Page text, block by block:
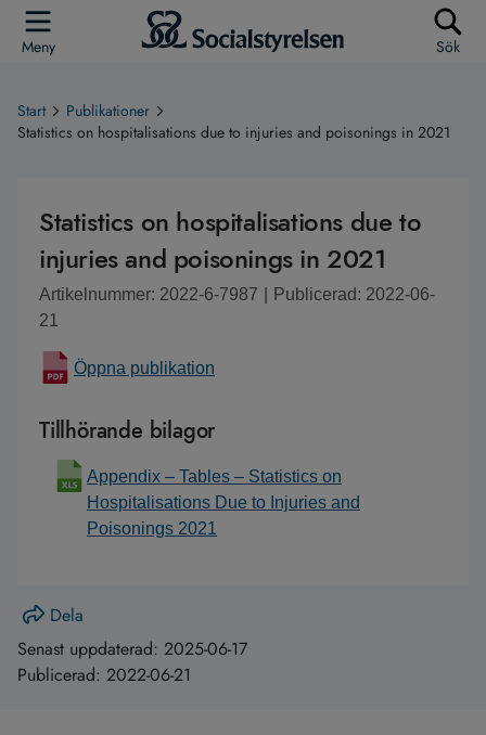
Meny Sök
Start
Publikationer
Statistics on hospitalisations due to injuries and poisonings in 2021
Statistics on hospitalisations due to
injuries and poisonings in 2021
Artikelnummer: 2022-6-7987
Publicerad: 2022-06-
21
Öppna publikation
Tillhörande bilagor
Appendix – Tables – Statistics on
Hospitalisations Due to Injuries and
Poisonings 2021
Dela
Senast uppdaterad: 2025-06-17
Publicerad: 2022-06-21